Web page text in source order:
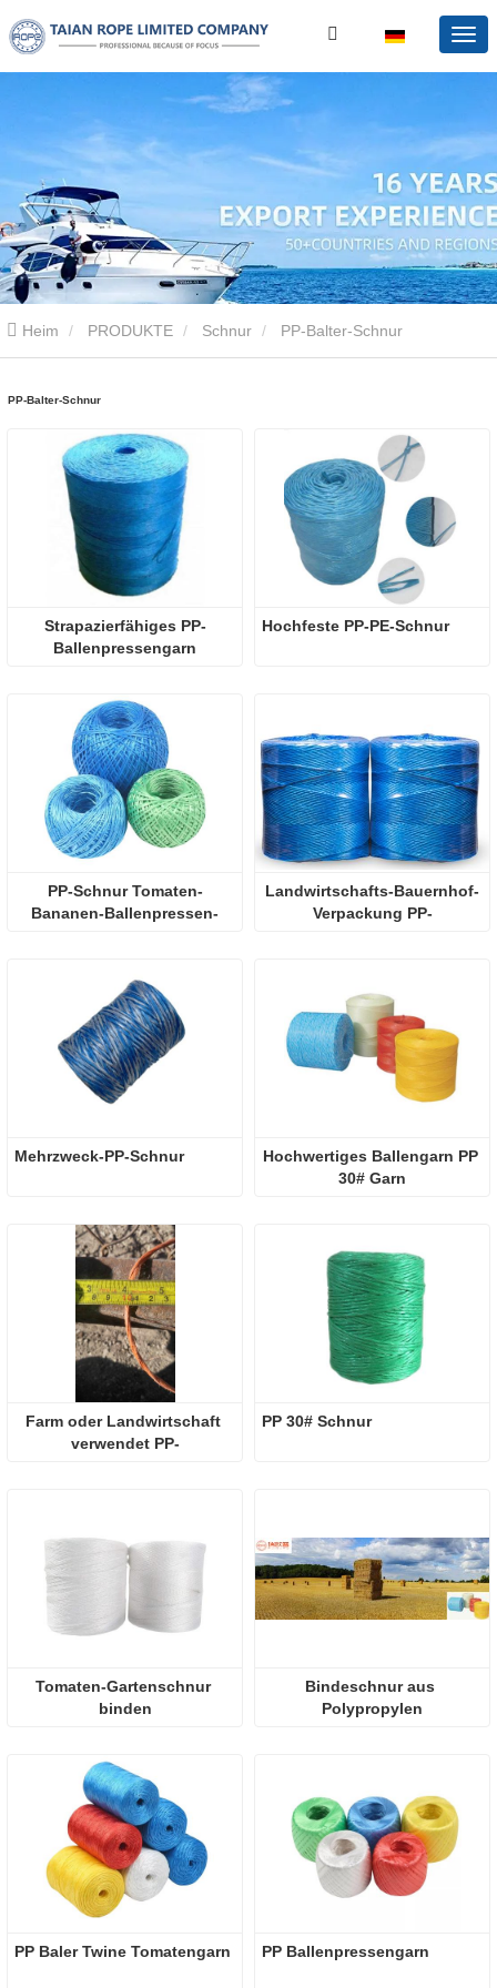
Heim PRODUKTE Schnur PP-Balter-Schnur
PP-Balter-Schnur
Strapazierfähiges PP-
Ballenpressengarn
Hochfeste PP-PE-Schnur
PP-Schnur Tomaten-
Bananen-Ballenpressen-
Landwirtschafts-Bauernhof-
Verpackung PP-
Mehrzweck-PP-Schnur
Hochwertiges Ballengarn PP
30# Garn
Farm oder Landwirtschaft
verwendet PP-
PP 30# Schnur
Tomaten-Gartenschnur
binden
Bindeschnur aus
Polypropylen
PP Baler Twine Tomatengarn PP Ballenpressengarn